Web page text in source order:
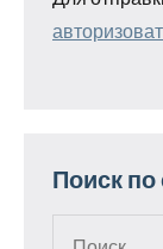
Поиск по